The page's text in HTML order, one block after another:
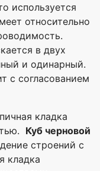
используется
относительно
в двух
и одинарный.
с согласованием
кладка
Куб черновой
строений с
кладка